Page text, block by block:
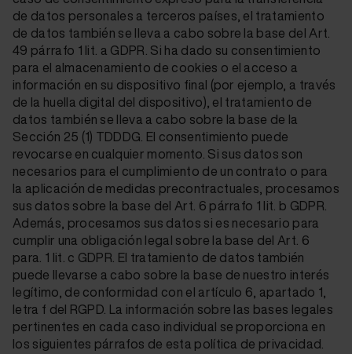
de datos personales a terceros países, el tratamiento
de datos también se lleva a cabo sobre la base del Art.
49 párrafo 1 lit. a GDPR. Si ha dado su consentimiento
para el almacenamiento de cookies o el acceso a
información en su dispositivo final (por ejemplo, a través
de la huella digital del dispositivo), el tratamiento de
datos también se lleva a cabo sobre la base de la
Sección 25 (1) TDDDG. El consentimiento puede
revocarse en cualquier momento. Si sus datos son
necesarios para el cumplimiento de un contrato o para
la aplicación de medidas precontractuales, procesamos
sus datos sobre la base del Art. 6 párrafo 1 lit. b GDPR.
Además, procesamos sus datos si es necesario para
cumplir una obligación legal sobre la base del Art. 6
para. 1 lit. c GDPR. El tratamiento de datos también
puede llevarse a cabo sobre la base de nuestro interés
legítimo, de conformidad con el artículo 6, apartado 1,
letra f del RGPD. La información sobre las bases legales
pertinentes en cada caso individual se proporciona en
los siguientes párrafos de esta política de privacidad.